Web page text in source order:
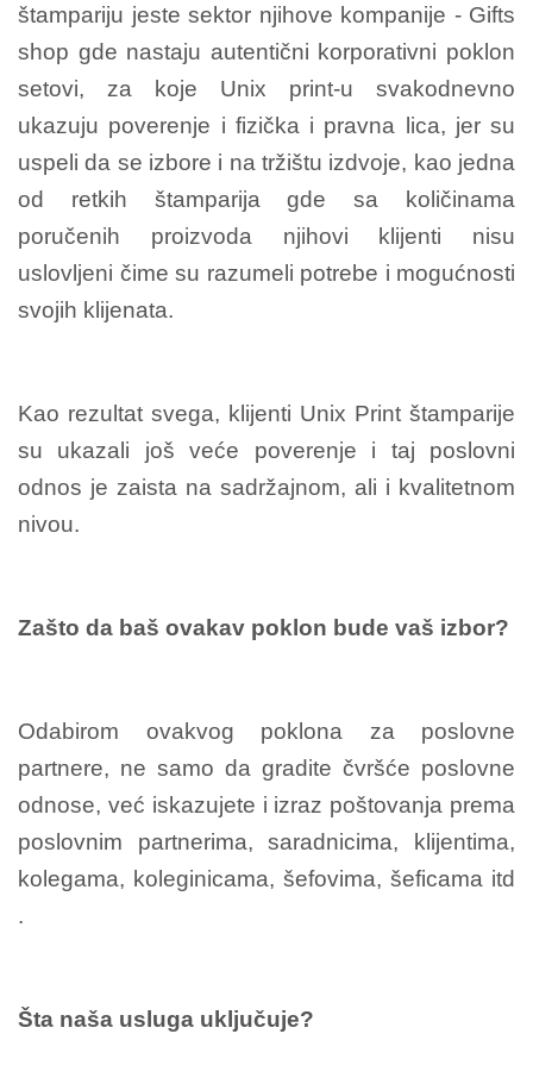
štampariju jeste sektor njihove kompanije - Gifts
shop gde nastaju autentični korporativni poklon
setovi, za koje Unix print-u svakodnevno
ukazuju poverenje i fizička i pravna lica, jer su
uspeli da se izbore i na tržištu izdvoje, kao jedna
od retkih štamparija gde sa količinama
poručenih proizvoda njihovi klijenti nisu
uslovljeni čime su razumeli potrebe i mogućnosti
svojih klijenata.
Kao rezultat svega, klijenti Unix Print štamparije
su ukazali još veće poverenje i taj poslovni
odnos je zaista na sadržajnom, ali i kvalitetnom
nivou.
Zašto da baš ovakav poklon bude vaš izbor?
Odabirom ovakvog poklona za poslovne
partnere, ne samo da gradite čvršće poslovne
odnose, već iskazujete i izraz poštovanja prema
poslovnim partnerima, saradnicima, klijentima,
kolegama, koleginicama, šefovima, šeficama itd
.
Šta naša usluga uključuje?